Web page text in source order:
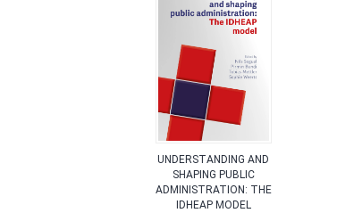
UNDERSTANDING AND
SHAPING PUBLIC
ADMINISTRATION: THE
IDHEAP MODEL